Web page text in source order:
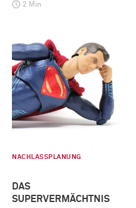
2 Min
NACHLASSPLANUNG
DAS
SUPERVERMÄCHTNIS